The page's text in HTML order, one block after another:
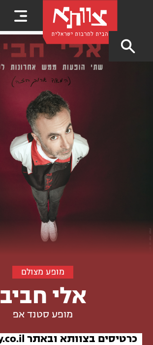
מופע מצולם
אלי חביב
מופע סטנד אפ
כרטיסים בצוותא ובאתר www.comy.co.il